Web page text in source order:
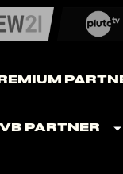
Partner